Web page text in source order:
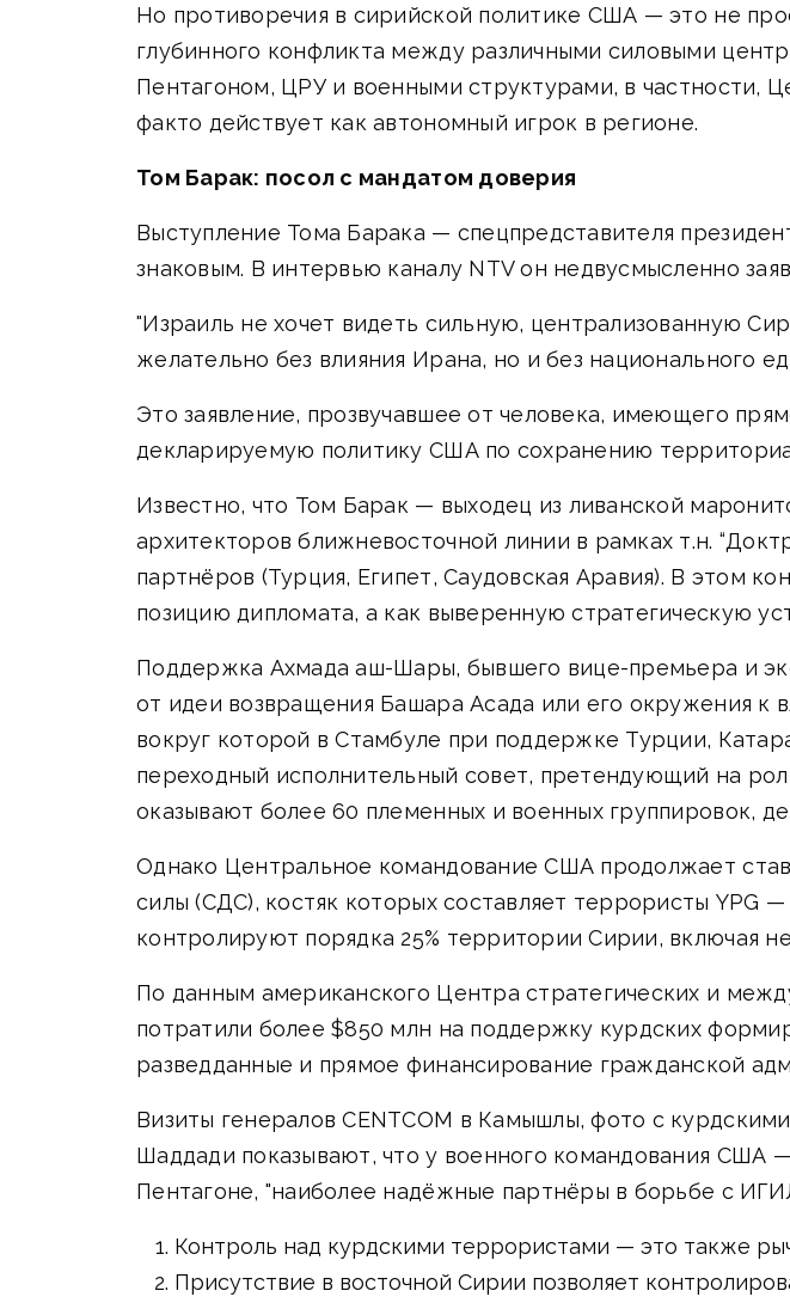
Но противоречия в сирийской политике США — это не
глубинного конфликта между различными силовыми
Пентагоном, ЦРУ и военными структурами, в частности,
факто действует как автономный игрок в регионе.
Том Барак: посол с мандатом доверия
Выступление Тома Барака — спецпредставителя
знаковым. В интервью каналу NTV он недвусмысленно
"Израиль не хочет видеть сильную, централизованную
желательно без влияния Ирана, но и без национального
Это заявление, прозвучавшее от человека, имеющего
декларируемую политику США по сохранению
Известно, что Том Барак — выходец из ливанской
архитекторов ближневосточной линии в рамках т.н.
партнёров (Турция, Египет, Саудовская Аравия). В этом
позицию дипломата, а как выверенную стратегическую
Поддержка Ахмада аш-Шары, бывшего вице-премьера и
от идеи возвращения Башара Асада или его окружения
вокруг которой в Стамбуле при поддержке Турции,
переходный исполнительный совет, претендующий на
оказывают более 60 племенных и военных группировок,
Однако Центральное командование США продолжает
силы (СДС), костяк которых составляет террористы YPG
контролируют порядка 25% территории Сирии, включая
По данным американского Центра стратегических и
потратили более $850 млн на поддержку курдских
разведданные и прямое финансирование гражданской
Визиты генералов CENTCOM в Камышлы, фото с
Шаддади показывают, что у военного командования США
Пентагоне, "наиболее надёжные партнёры в борьбе с
Контроль над курдскими террористами — это также
Присутствие в восточной Сирии позволяет